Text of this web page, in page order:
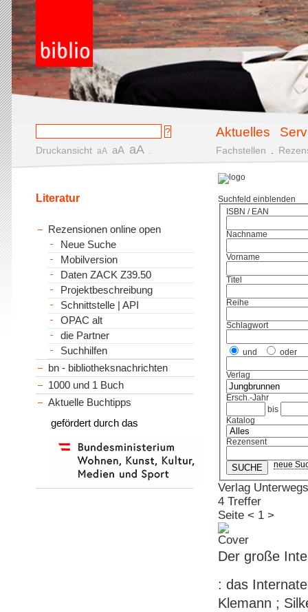
Aktuelles
Druckansicht aA aA aA Fachstellen
Suchfeld einblenden
ISBN / EAN
Nachname
Vorname
Titel
Reihe
Schlagwort
und oder
Verlag
Ersch.-Jahr
bis
Katalog
Rezensent
neue
Verlag
4 Treffer
Seite < 1 >
Der große
: das
Klemann ;
Literatur
Rezensionen online open
Neue Suche
Mobilversion
Daten ZACK Z39.50
Projektbeschreibung
Schnittstelle | API
OPAC alt
die Partner
Suchhilfen
bn - bibliotheksnachrichten
1000 und 1 Buch
Aktuelle Buchtipps
gefördert durch das